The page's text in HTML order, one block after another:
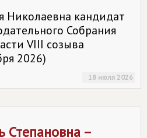
Николаевна кандидат
Собрания
VIII созыва
2026)
18 июля 2026
Степановна –